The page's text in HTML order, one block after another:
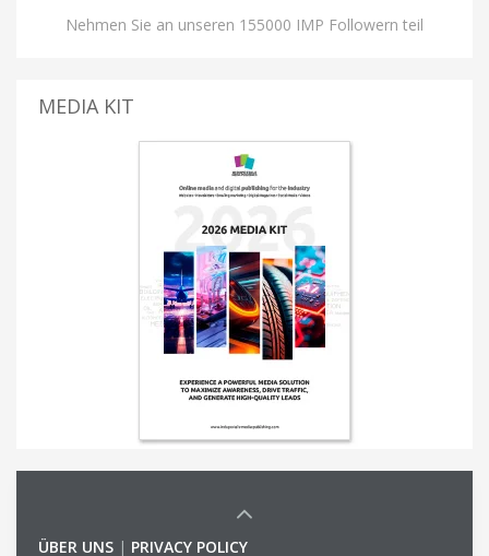
Nehmen Sie an unseren 155000 IMP Followern teil
MEDIA KIT
ÜBER UNS | PRIVACY POLICY